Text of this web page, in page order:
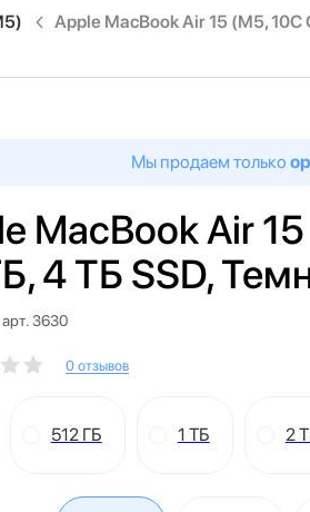
Apple MacBook Air 15 (M5,
Мы продаем только
MacBook Air
4 ТБ SSD,
арт. 3630
0 отзывов
512 ГБ 1 ТБ 2